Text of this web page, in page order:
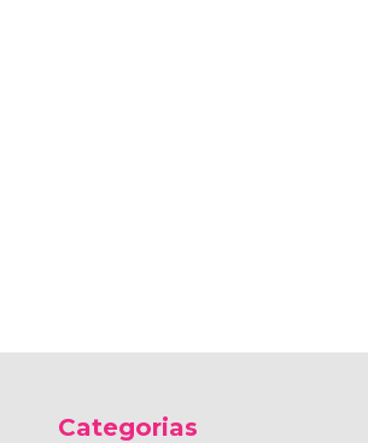
Categorias